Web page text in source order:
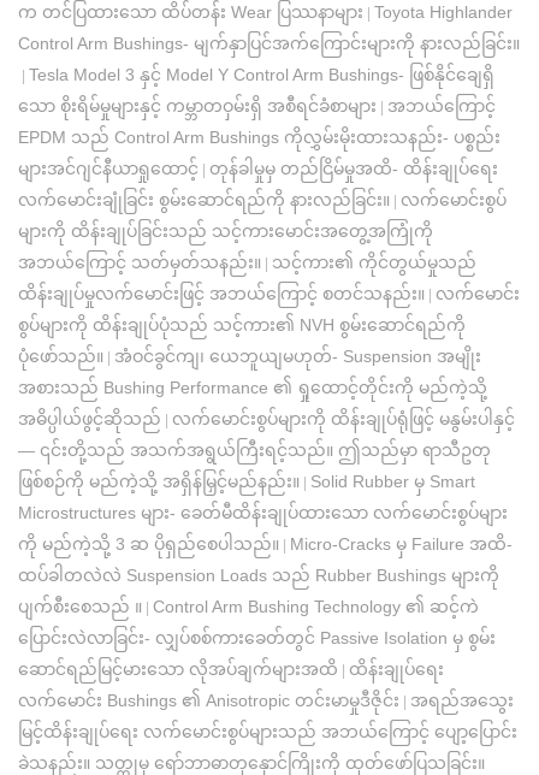
က တင်ပြထားသော ထိပ်တန်း Wear ပြဿနာများ
Toyota Highlander
Control Arm Bushings- မျက်နှာပြင်အက်ကြောင်းများကို နားလည်ခြင်း။
Tesla Model 3 နှင့် Model Y Control Arm Bushings- ဖြစ်နိုင်ချေရှိ
သော စိုးရိမ်မှုများနှင့် ကမ္ဘာတဝှမ်းရှိ အစီရင်ခံစာများ
အဘယ်ကြောင့်
EPDM သည် Control Arm Bushings ကိုလွှမ်းမိုးထားသနည်း- ပစ္စည်း
များအင်ဂျင်နီယာရှုထောင့်
တုန်ခါမှုမှ တည်ငြိမ်မှုအထိ- ထိန်းချုပ်ရေး
လက်မောင်းချုံခြင်း စွမ်းဆောင်ရည်ကို နားလည်ခြင်း။
လက်မောင်းစွပ်
များကို ထိန်းချုပ်ခြင်းသည် သင့်ကားမောင်းအတွေ့အကြုံကို
အဘယ်ကြောင့် သတ်မှတ်သနည်း။
သင့်ကား၏ ကိုင်တွယ်မှုသည်
ထိန်းချုပ်မှုလက်မောင်းဖြင့် အဘယ်ကြောင့် စတင်သနည်း။
လက်မောင်း
စွပ်များကို ထိန်းချုပ်ပုံသည် သင့်ကား၏ NVH စွမ်းဆောင်ရည်ကို
ပုံဖော်သည်။
အံဝင်ခွင်ကျ၊ ယေဘူယျမဟုတ်- Suspension အမျိုး
အစားသည် Bushing Performance ၏ ရှုထောင့်တိုင်းကို မည်ကဲ့သို့
အဓိပ္ပါယ်ဖွင့်ဆိုသည်
လက်မောင်းစွပ်များကို ထိန်းချုပ်ရုံဖြင့် မနွမ်းပါနှင့်
— ၎င်းတို့သည် အသက်အရွယ်ကြီးရင့်သည်။ ဤသည်မှာ ရာသီဥတု
ဖြစ်စဉ်ကို မည်ကဲ့သို့ အရှိန်မြှင့်မည်နည်း။
Solid Rubber မှ Smart
Microstructures များ- ခေတ်မီထိန်းချုပ်ထားသော လက်မောင်းစွပ်များ
ကို မည်ကဲ့သို့ 3 ဆ ပိုရှည်စေပါသည်။
Micro-Cracks မှ Failure အထိ-
ထပ်ခါတလဲလဲ Suspension Loads သည် Rubber Bushings များကို
ပျက်စီးစေသည် ။
Control Arm Bushing Technology ၏ ဆင့်ကဲ
ပြောင်းလဲလာခြင်း- လျှပ်စစ်ကားခေတ်တွင် Passive Isolation မှ စွမ်း
ဆောင်ရည်မြင့်မားသော လိုအပ်ချက်များအထိ
ထိန်းချုပ်ရေး
လက်မောင်း Bushings ၏ Anisotropic တင်းမာမှုဒီဇိုင်း
အရည်အသွေး
မြင့်ထိန်းချုပ်ရေး လက်မောင်းစွပ်များသည် အဘယ်ကြောင့် ပျော့ပြောင်း
ခဲသနည်း။ သတ္တုမှ ရော်ဘာဓာတုနှောင်ကြိုးကို ထုတ်ဖော်ပြသခြင်း။